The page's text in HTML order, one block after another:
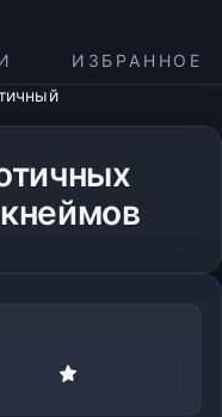
ИЗБРАННОЕ